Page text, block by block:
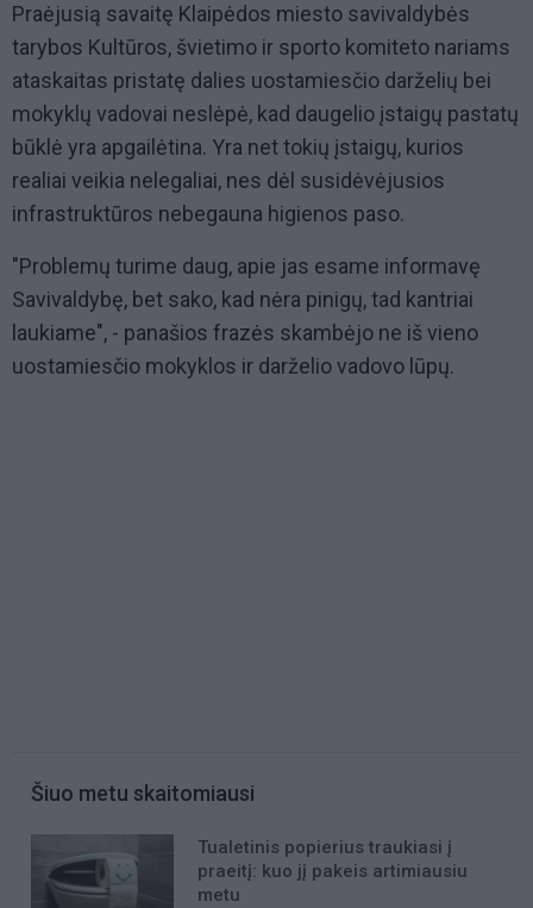
Praėjusią savaitę Klaipėdos miesto savivaldybės
tarybos Kultūros, švietimo ir sporto komiteto nariams
ataskaitas pristatę dalies uostamiesčio darželių bei
mokyklų vadovai neslėpė, kad daugelio įstaigų pastatų
būklė yra apgailėtina. Yra net tokių įstaigų, kurios
realiai veikia nelegaliai, nes dėl susidėvėjusios
infrastruktūros nebegauna higienos paso.
"Problemų turime daug, apie jas esame informavę
Savivaldybę, bet sako, kad nėra pinigų, tad kantriai
laukiame", - panašios frazės skambėjo ne iš vieno
uostamiesčio mokyklos ir darželio vadovo lūpų.
Šiuo metu skaitomiausi
Tualetinis popierius traukiasi į
praeitį: kuo jį pakeis artimiausiu
metu